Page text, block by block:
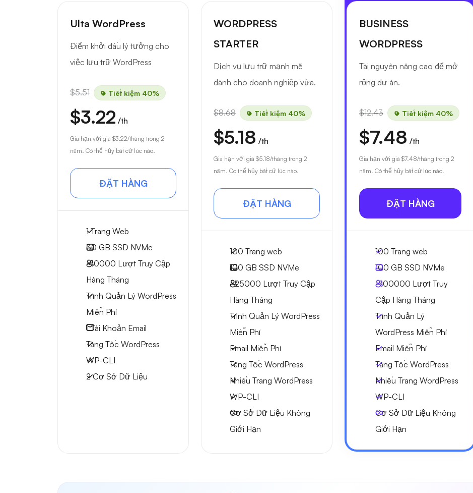
Ulta WordPress
Điểm khởi đầu lý tưởng cho
việc lưu trữ WordPress
$5.51 Tiết kiệm 40%
$3.22 /th
Gia hạn với giá $3.22/tháng trong 2
năm. Có thể hủy bất cứ lúc nào.
ĐẶT HÀNG
1 Trang Web
30 GB SSD NVMe
~10000 Lượt Truy Cập
Hàng Tháng
Trình Quản Lý WordPress
Miễn Phí
1Tài Khoản Email
Tăng Tốc WordPress
WP-CLI
2 Cơ Sở Dữ Liệu
WORDPRESS
STARTER
Dịch vụ lưu trữ mạnh mẽ
dành cho doanh nghiệp vừa.
$8.68 Tiết kiệm 40%
$5.18 /th
Gia hạn với giá $5.18/tháng trong 2
năm. Có thể hủy bất cứ lúc nào.
ĐẶT HÀNG
100 Trang web
100 GB SSD NVMe
~25000 Lượt Truy Cập
Hàng Tháng
Trình Quản Lý WordPress
Miễn Phí
Email Miễn Phí
Tăng Tốc WordPress
Nhiều Trang WordPress
WP-CLI
Cơ Sở Dữ Liệu Không
Giới Hạn
BUSINESS
WORDPRESS
Tài nguyên nâng cao để mở
rộng dự án.
$12.43 Tiết kiệm 40%
$7.48 /th
Gia hạn với giá $7.48/tháng trong 2
năm. Có thể hủy bất cứ lúc nào.
ĐẶT HÀNG
100 Trang web
100 GB SSD NVMe
~100000 Lượt Truy
Cập Hàng Tháng
Trình Quản Lý
WordPress Miễn Phí
Email Miễn Phí
Tăng Tốc WordPress
Nhiều Trang WordPress
WP-CLI
Cơ Sở Dữ Liệu Không
Giới Hạn